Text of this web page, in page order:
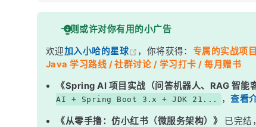
面试考察点
核心答案
深度解析
代码示例
global 参数的坑
一则或许对你有用的小广告
欢迎加入小哈的星球 ，你将获得： 专属的实战项
Java 学习路线 / 社群讨论 / 学习打卡 / 每月赠书
《Spring AI 项目实战（问答机器人、RAG 智能
AI + Spring Boot 3.x + JDK 21...
，查看
《从零手撸：仿小红书（微服务架构）》 已完结